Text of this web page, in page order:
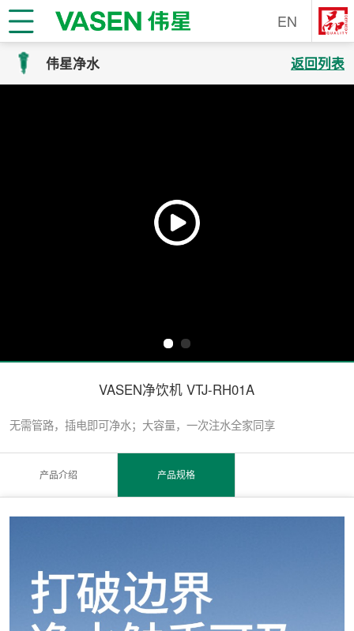
EN
伟星净水 返回列表
VASEN净饮机 VTJ-RH01A
无需管路，插电即可净水；大容量，一次注水全家同享
产品介绍 产品规格